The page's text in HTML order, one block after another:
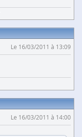
Le 16/03/2011 à 13:09
Le 16/03/2011 à 14:00